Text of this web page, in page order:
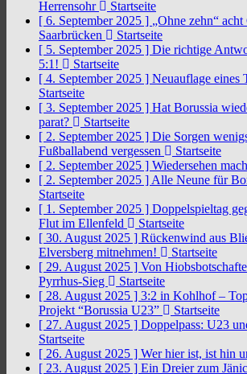
Herrensohr
Startseite
[ 6. September 2025 ] „Ohne zehn“
Saarbrücken
Startseite
[ 5. September 2025 ] Die richtige
5:1!
Startseite
[ 4. September 2025 ] Neuauflage eines
Startseite
[ 3. September 2025 ] Hat Borussia
parat?
Startseite
[ 2. September 2025 ] Die Sorgen
Fußballabend vergessen
Startseite
[ 2. September 2025 ] Wiedersehen
[ 2. September 2025 ] Alle Neune für
Startseite
[ 1. September 2025 ] Doppelspieltag
Flut im Ellenfeld
Startseite
[ 30. August 2025 ] Rückenwind aus
Elversberg mitnehmen!
Startseite
[ 29. August 2025 ] Von
Pyrrhus-Sieg
Startseite
[ 28. August 2025 ] 3:2 in Kohlhof –
Projekt “Borussia U23”
Startseite
[ 27. August 2025 ] Doppelpass: U23
Startseite
[ 26. August 2025 ] Wer hier ist, ist hin
[ 23. August 2025 ] Ein Dreier zum